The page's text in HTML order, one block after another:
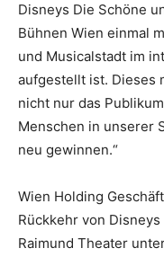
Disneys Die Schöne
Bühnen Wien einmal
und Musicalstadt im
aufgestellt ist. Dieses
nicht nur das
Menschen in unserer
neu gewinnen.“
Wien Holding
Rückkehr von
Raimund Theater